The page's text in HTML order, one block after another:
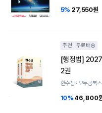
5% 27,550원
추천 무료배송
[행정법]
2권
한수성 · 모두공북스
10% 46,800